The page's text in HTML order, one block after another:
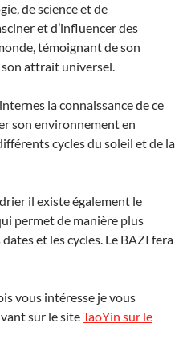
de science et de
et d’influencer des
témoignant de son
attrait universel.
la connaissance de ce
son environnement en
cycles du soleil et de la
il existe également le
permet de manière plus
et les cycles. Le BAZI fera
vous intéresse je vous
sur le siteTaoYin sur le